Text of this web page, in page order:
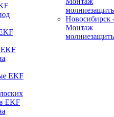
EKF
EKF
Новосибирск
Монтаж